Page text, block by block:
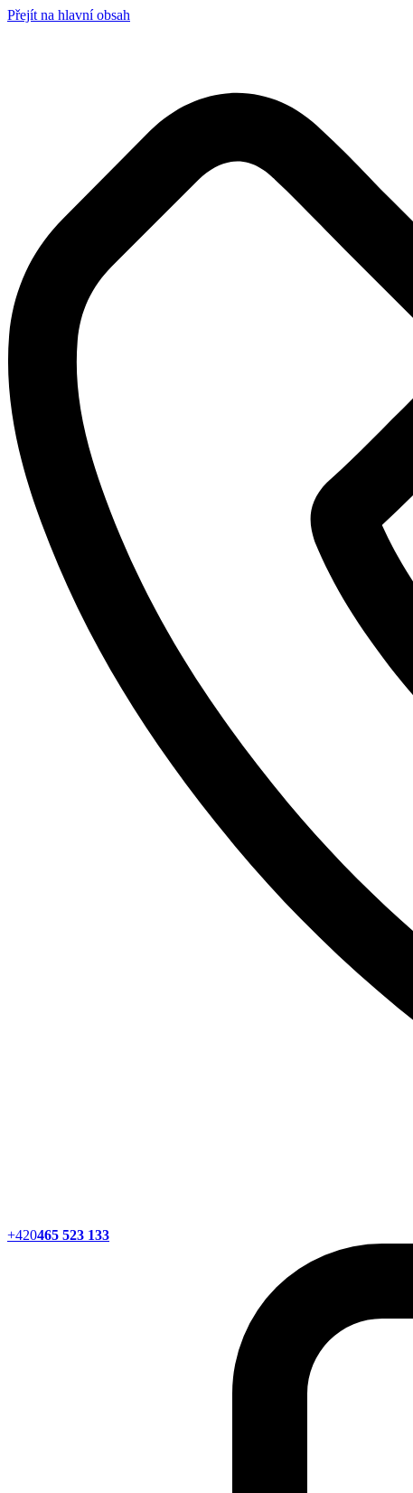
Přejít na hlavní obsah
+420465 523 133